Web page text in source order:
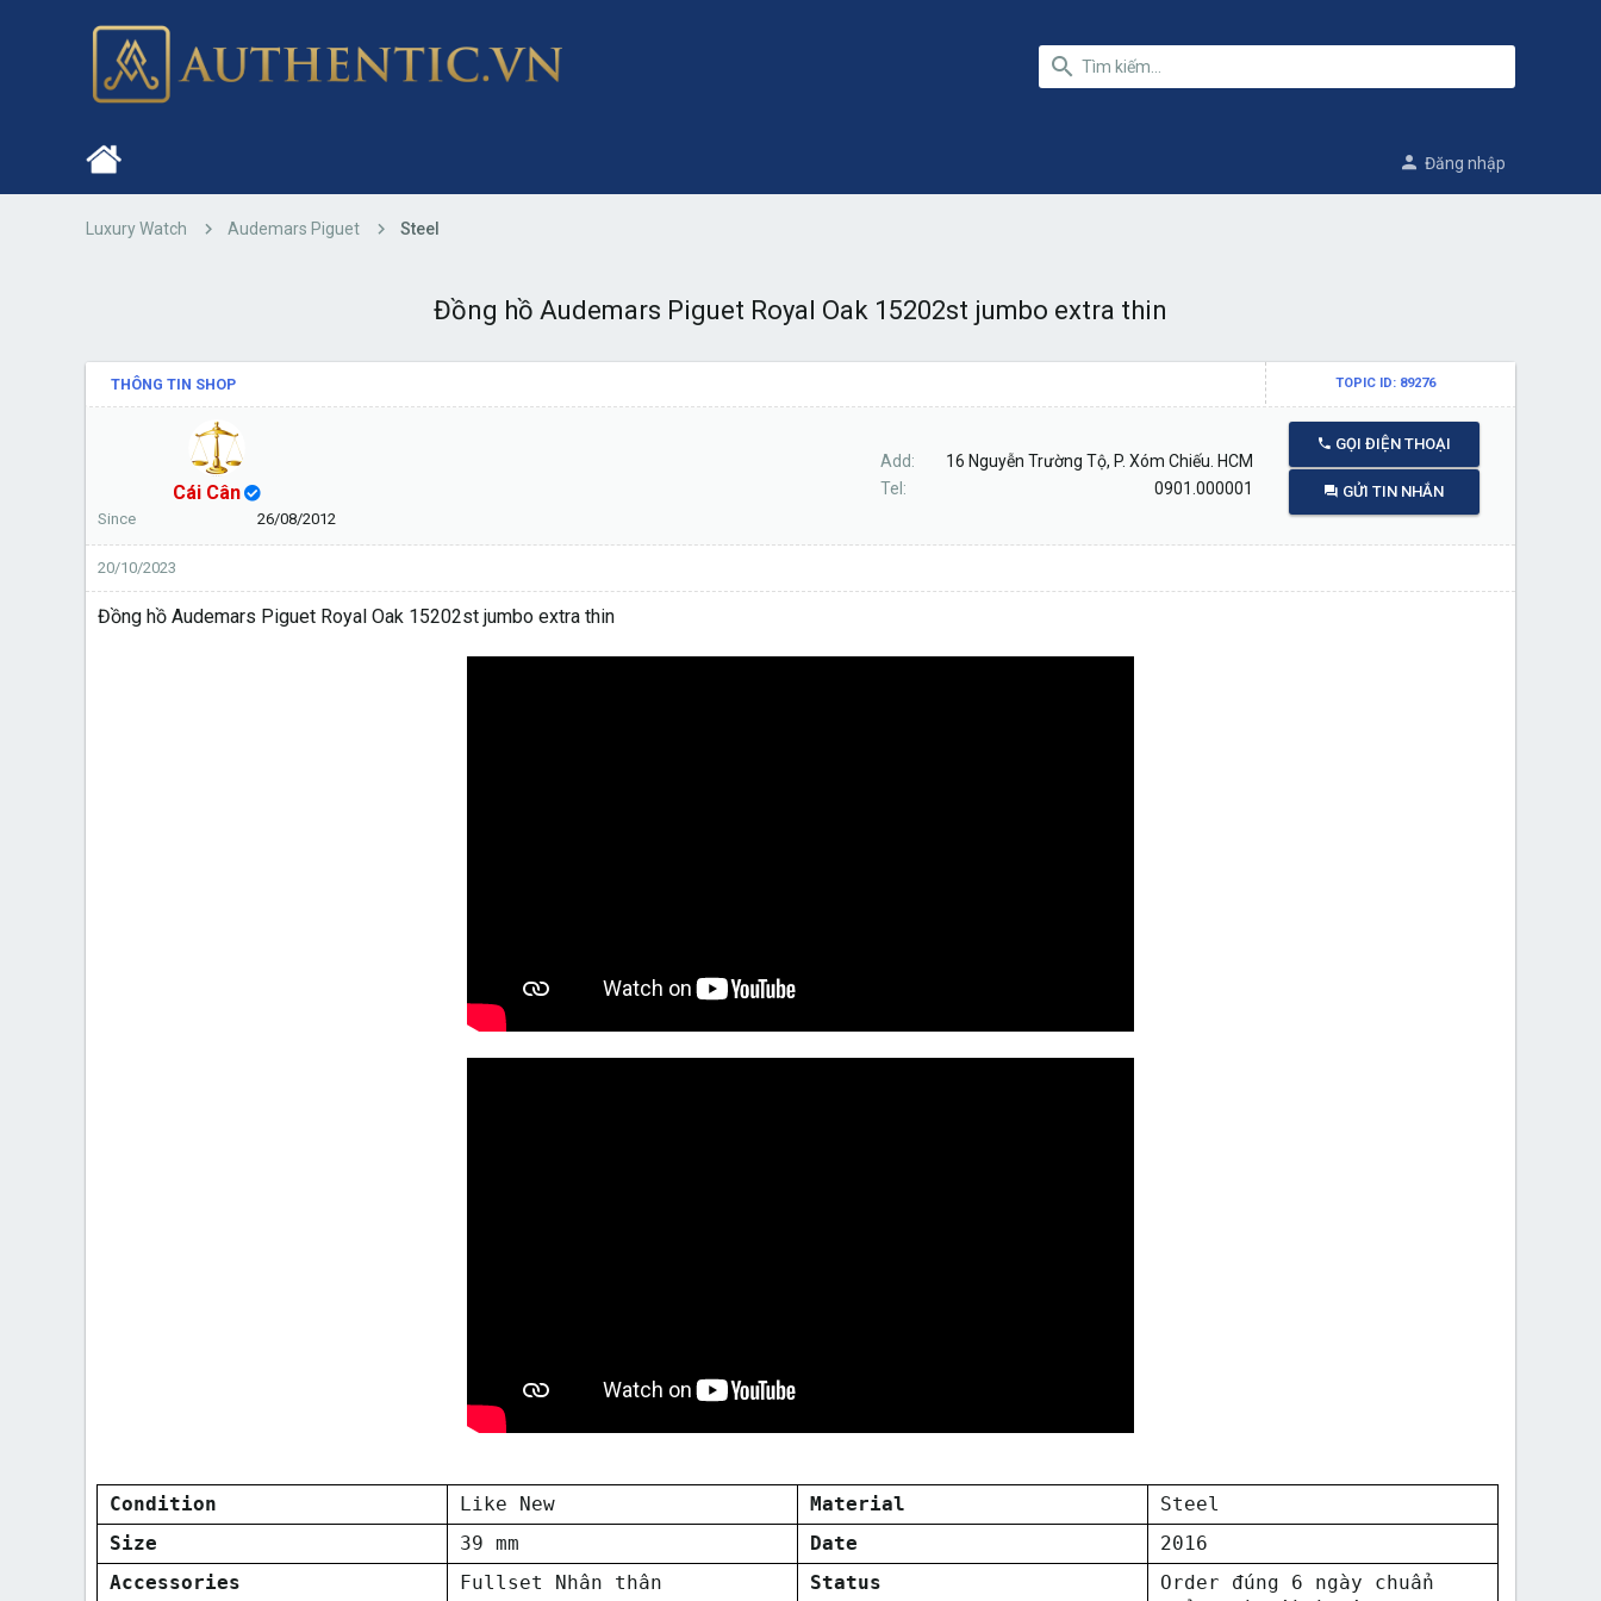
Đăng nhập
Luxury Watch Audemars Piguet Steel
Đồng hồ Audemars Piguet Royal Oak 15202st jumbo extra thin
THÔNG TIN SHOP TOPIC ID: 89276
Cái Cân
Since 26/08/2012
Add
16 Nguyễn Trường Tộ, P. Xóm Chiếu. HCM
Tel
0901.000001
GỌI ĐIỆN THOẠI
GỬI TIN NHẮN
20/10/2023
Đồng hồ Audemars Piguet Royal Oak 15202st jumbo extra thin
Condition Like New Material
Steel
Size
39 mm Date
2016
Accessories
Fullset Nhân thân Status
Order đúng 6 ngày chuẩn